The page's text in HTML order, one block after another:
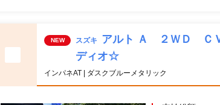
NEW スズキ
アルト Ａ ２ＷＤ Ｃ
ディオ☆
インパネAT | ダスクブルーメタリック